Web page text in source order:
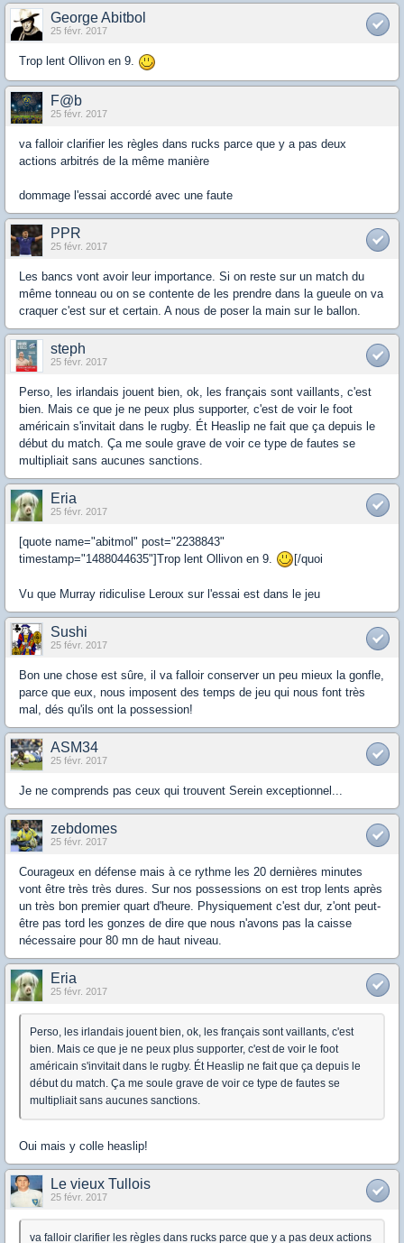
George Abitbol
25 févr. 2017
Trop lent Ollivon en 9.
F@b
25 févr. 2017
va falloir clarifier les règles dans rucks parce que y a pas deux
actions arbitrés de la même manière
dommage l'essai accordé avec une faute
PPR
25 févr. 2017
Les bancs vont avoir leur importance. Si on reste sur un match du
même tonneau ou on se contente de les prendre dans la gueule on va
craquer c'est sur et certain. A nous de poser la main sur le ballon.
steph
25 févr. 2017
Perso, les irlandais jouent bien, ok, les français sont vaillants, c'est
bien. Mais ce que je ne peux plus supporter, c'est de voir le foot
américain s'invitait dans le rugby. Ét Heaslip ne fait que ça depuis le
début du match. Ça me soule grave de voir ce type de fautes se
multipliait sans aucunes sanctions.
Eria
25 févr. 2017
[quote name="abitmol" post="2238843"
timestamp="1488044635"]Trop lent Ollivon en 9.
[/quoi
Vu que Murray ridiculise Leroux sur l'essai est dans le jeu
Sushi
25 févr. 2017
Bon une chose est sûre, il va falloir conserver un peu mieux la gonfle,
parce que eux, nous imposent des temps de jeu qui nous font très
mal, dés qu'ils ont la possession!
ASM34
25 févr. 2017
Je ne comprends pas ceux qui trouvent Serein exceptionnel...
zebdomes
25 févr. 2017
Courageux en défense mais à ce rythme les 20 dernières minutes
vont être très très dures. Sur nos possessions on est trop lents après
un très bon premier quart d'heure. Physiquement c'est dur, z'ont peut-
être pas tord les gonzes de dire que nous n'avons pas la caisse
nécessaire pour 80 mn de haut niveau.
Eria
25 févr. 2017
Perso, les irlandais jouent bien, ok, les français sont vaillants, c'est
bien. Mais ce que je ne peux plus supporter, c'est de voir le foot
américain s'invitait dans le rugby. Ét Heaslip ne fait que ça depuis le
début du match. Ça me soule grave de voir ce type de fautes se
multipliait sans aucunes sanctions.
Oui mais y colle heaslip!
Le vieux Tullois
25 févr. 2017
va falloir clarifier les règles dans rucks parce que y a pas deux actions